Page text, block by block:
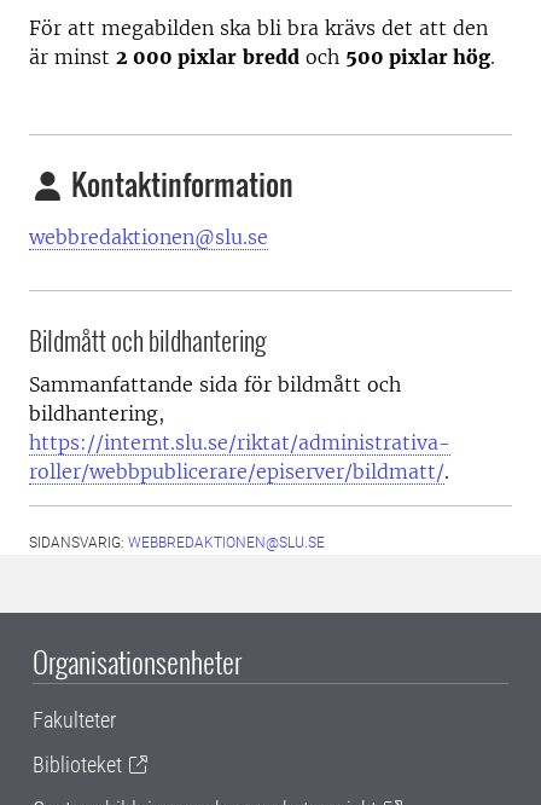
För att megabilden ska bli bra krävs det att den
är minst 2 000 pixlar bredd och 500 pixlar hög.
Kontaktinformation
webbredaktionen@slu.se
Bildmått och bildhantering
Sammanfattande sida för bildmått och
bildhantering,
https://internt.slu.se/riktat/administrativa-
roller/webbpublicerare/episerver/bildmatt/.
SIDANSVARIG: WEBBREDAKTIONEN@SLU.SE
Organisationsenheter
Fakulteter
Biblioteket